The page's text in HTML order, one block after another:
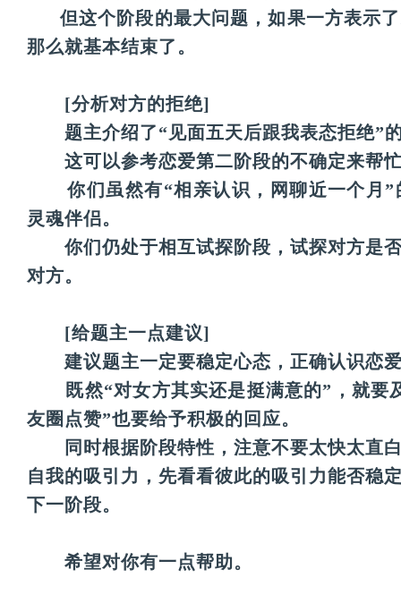
但这个阶段的最大问题，如果一方表示了
那么就基本结束了。
[分析对方的拒绝]
题主介绍了“见面五天后跟我表态拒绝”
这可以参考恋爱第二阶段的不确定来帮
你们虽然有“相亲认识，网聊近一个月”
灵魂伴侣。
你们仍处于相互试探阶段，试探对方是否
对方。
[给题主一点建议]
建议题主一定要稳定心态，正确认识恋
既然“对女方其实还是挺满意的”，就要
友圈点赞”也要给予积极的回应。
同时根据阶段特性，注意不要太快太直白
自我的吸引力，先看看彼此的吸引力能否稳
下一阶段。
希望对你有一点帮助。